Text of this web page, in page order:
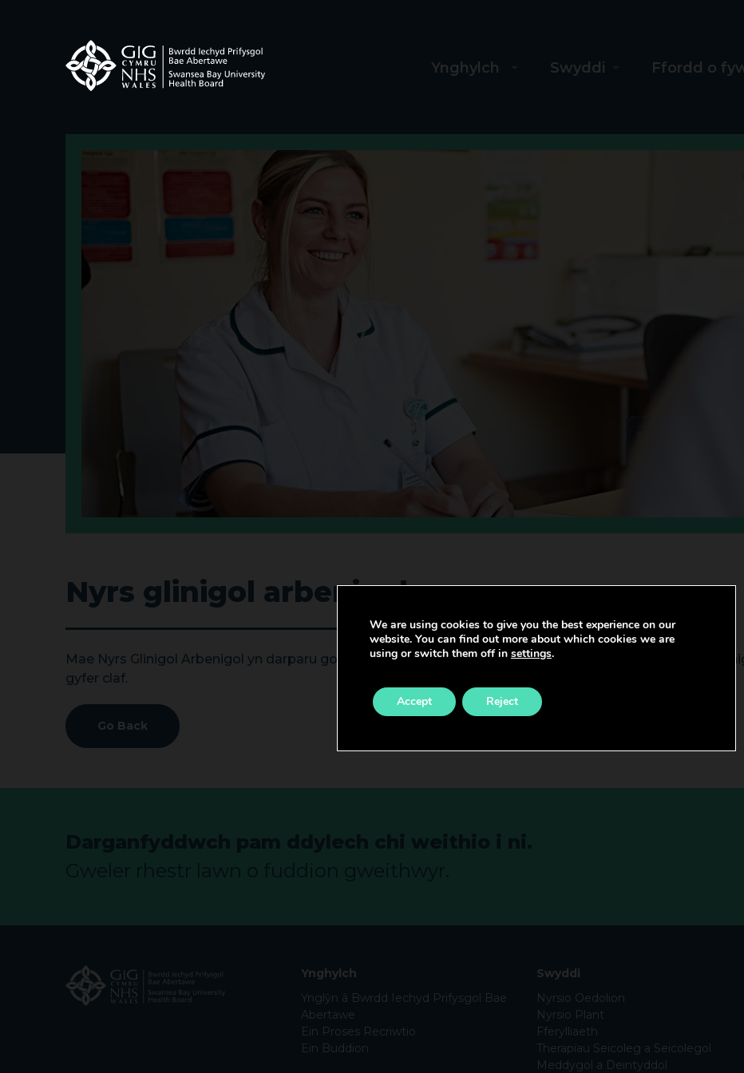
Ynghylch Swyddi Ffordd o
Nyrs glinigol arbenigol
Mae Nyrs Glinigol Arbenigol yn darparu gofal uniongyrchol i gleifion, ac fel arfer yn gweithio o fewn
gyfer claf.
Go Back
Ynghylch
Ynglŷn â Bwrdd Iechyd Prifysgol Bae
Abertawe
Ein Proses Recriwtio
Ein Buddion
Swyddi
Nyrsio Oedolion
Nyrsio Plant
Fferylliaeth
Therapïau Seicoleg a Seicolegol
Meddygol a Deintyddol
We are using cookies to give you the best experience on our
website. You can find out more about which cookies we are
using or switch them off in settings.
Accept Reject